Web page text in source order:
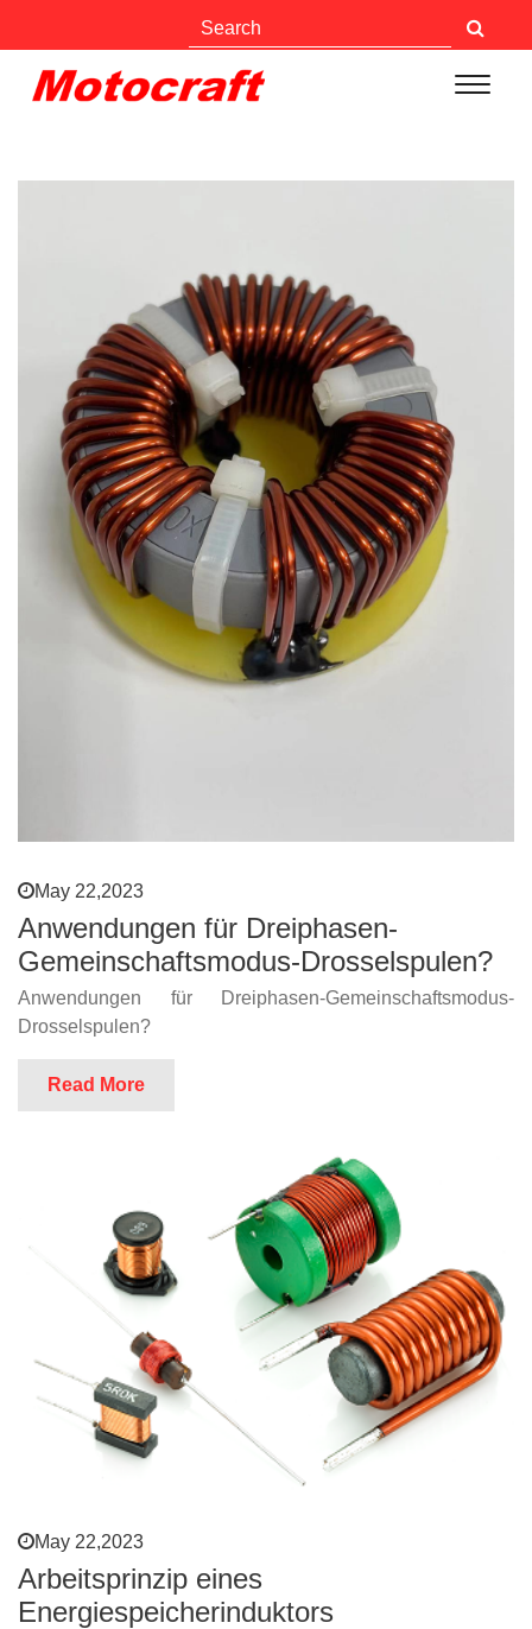
May 22,2023
Anwendungen für Dreiphasen-
Gemeinschaftsmodus-Drosselspulen?
Anwendungen für Dreiphasen-Gemeinschaftsmodus-
Drosselspulen?
Read More
May 22,2023
Arbeitsprinzip eines
Energiespeicherinduktors